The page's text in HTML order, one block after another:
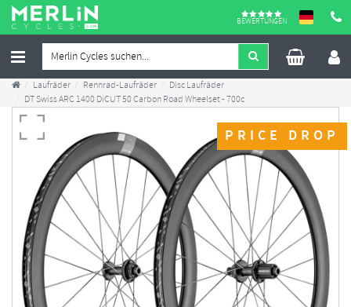
BEWERTUNGEN
Laufräder Rennrad-Laufräder
Disc Laufräder
DT Swiss ARC 1400 DiCUT 50 Carbon Road Wheelset - 700c
PRICE DROP